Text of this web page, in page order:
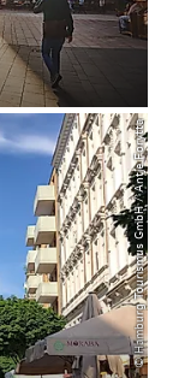
© Hamburg Tourismus GmbH / Antje Forytta